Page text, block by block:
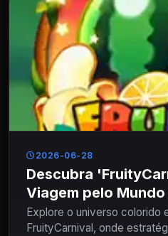
2026-06-28
Descubra
Viagem pelo
81D.com
Explore o universo colorido
FruityCarnival, onde